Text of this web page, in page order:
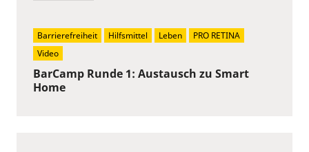
BarCamp Runde 1: Austausch zu Smart
Home
Barrierefreiheit Hilfsmittel Leben
PRO RETINA
Video